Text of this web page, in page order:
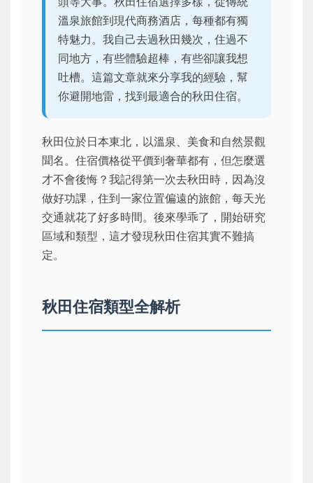
溫泉旅館到現代商務酒店，每種都有獨
特魅力。我自己去過秋田幾次，住過不
同地方，有些體驗超棒，有些卻讓我想
吐槽。這篇文章就來分享我的經驗，幫
你避開地雷，找到最適合的秋田住宿。
秋田位於日本東北，以溫泉、美食和自然景觀
聞名。住宿價格從平價到奢華都有，但怎麼選
才不會後悔？我記得第一次去秋田時，因為沒
做好功課，住到一家位置偏遠的旅館，每天光
交通就花了好多時間。後來學乖了，開始研究
區域和類型，這才發現秋田住宿其實不難搞
定。
秋田住宿類型全解析